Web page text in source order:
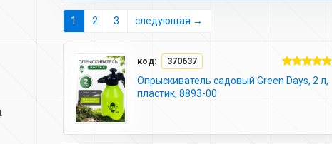
1 2 3 следующая →
код: 370637
Опрыскиватель садовый Green Days, 2 л,
пластик, 8893-00